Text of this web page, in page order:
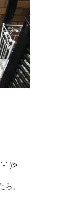
˙ )ᕗ
、